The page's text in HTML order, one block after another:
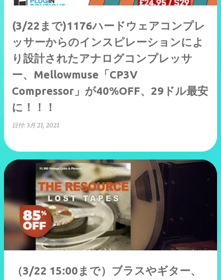
(3/22まで)1176ハードウェアコンプレ
ッサーからのインスピレーションによ
り設計されたアナログコンプレッサ
ー、Mellowmuse「CP3V
Compressor」が40%OFF、29ドル最安
に！！！
日付: 3月 21, 2021
（3/22 15:00まで）ブラスやギター、